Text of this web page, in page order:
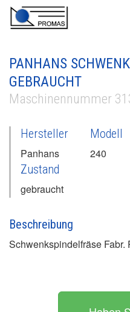
PANHANS
GEBRAUCHT
Maschinennummer
Hersteller
Panhans
Modell
240
Zustand
gebraucht
Beschreibung
Schwenkspindelfräse Fabr.